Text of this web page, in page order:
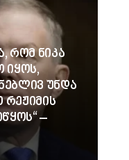
რომ ნიკა
იყოს,
უნდა
რეჟიმის
–